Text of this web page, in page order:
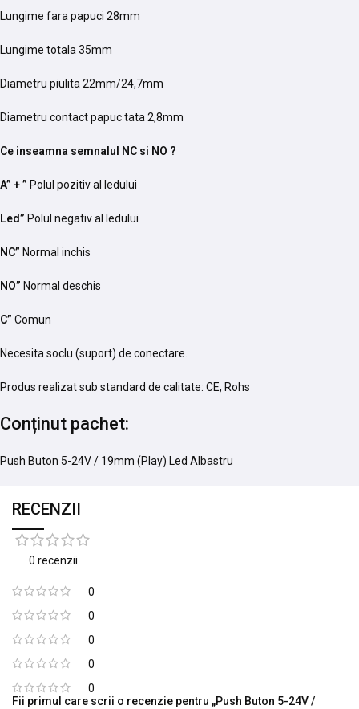
Lungime fara papuci 28mm
Lungime totala 35mm
Diametru piulita 22mm/24,7mm
Diametru contact papuc tata 2,8mm
Ce inseamna semnalul NC si NO ?
A” + ” Polul pozitiv al ledului
Led” Polul negativ al ledului
NC” Normal inchis
NO” Normal deschis
C” Comun
Necesita soclu (suport) de conectare.
Produs realizat sub standard de calitate: CE, Rohs
Conținut pachet:
Push Buton 5-24V / 19mm (Play) Led Albastru
RECENZII
0 recenzii
0
0
0
0
0
Fii primul care scrii o recenzie pentru „Push Buton 5-24V /